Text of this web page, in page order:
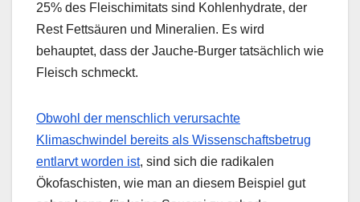
25% des Fleischimitats sind Kohlenhydrate, der
Rest Fettsäuren und Mineralien. Es wird
behauptet, dass der Jauche-Burger tatsächlich wie
Fleisch schmeckt.
Obwohl der menschlich verursachte
Klimaschwindel bereits als Wissenschaftsbetrug
entlarvt worden ist, sind sich die radikalen
Ökofaschisten, wie man an diesem Beispiel gut